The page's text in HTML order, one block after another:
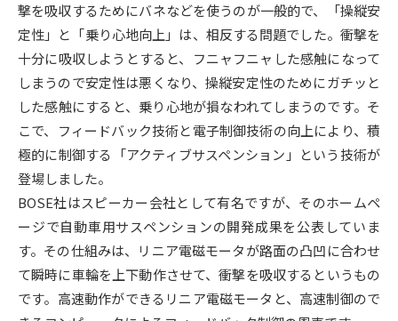
来場型・Web型イベント特集 夢ナビライブ
受験準備 資料検索
志望校・出願校を調べる
先輩が入学を決めた理由 テレメール全国一斉進学調査
新生活お役立ちガイド
撃を吸収するためにバネなどを使うのが一般的で、「操縦安
定性」と「乗り心地向上」は、相反する問題でした。衝撃を
十分に吸収しようとすると、フニャフニャした感触になって
しまうので安定性は悪くなり、操縦安定性のためにガチッと
した感触にすると、乗り心地が損なわれてしまうのです。そ
こで、フィードバック技術と電子制御技術の向上により、積
極的に制御する「アクティブサスペンション」という技術が
登場しました。
BOSE社はスピーカー会社として有名ですが、そのホームペ
ージで自動車用サスペンションの開発成果を公表していま
す。その仕組みは、リニア電磁モータが路面の凸凹に合わせ
て瞬時に車輪を上下動作させて、衝撃を吸収するというもの
です。高速動作ができるリニア電磁モータと、高速制御ので